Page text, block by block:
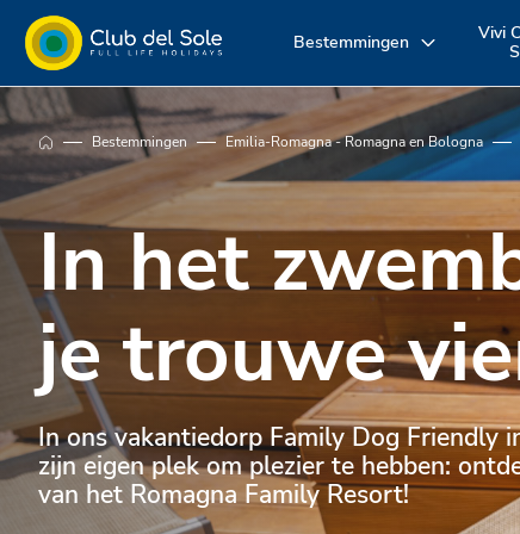
Bestemmingen
Waar wil je op
vakantie
naartoe?
Vivi
Ontdek
diensten
Beleef uw
vakantie zoals u
dat wilt
Bestemmingen Emilia-Romagna - Romagna en Bologna
In het
je trouwe
In ons vakantiedorp Family Dog Friendly
zijn eigen plek om plezier te hebben:
van het Romagna Family Resort!